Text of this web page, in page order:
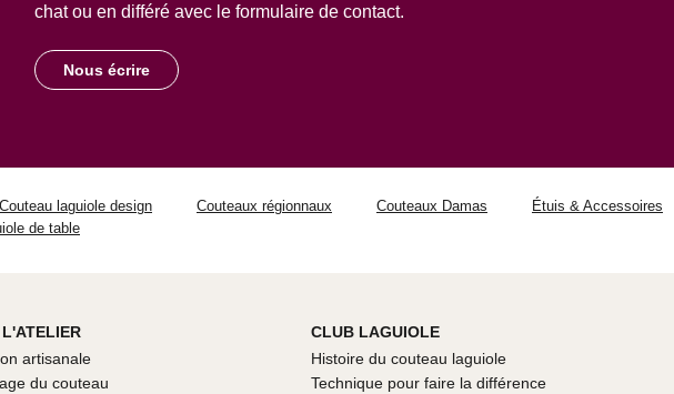
chat ou en différé avec le formulaire de contact.
Nous écrire
Couteau laguiole design Couteaux régionnaux Couteaux Damas
Étuis & Accessoires
de table
artisanale
du couteau
CLUB LAGUIOLE
Histoire du couteau laguiole
Technique pour faire la différence